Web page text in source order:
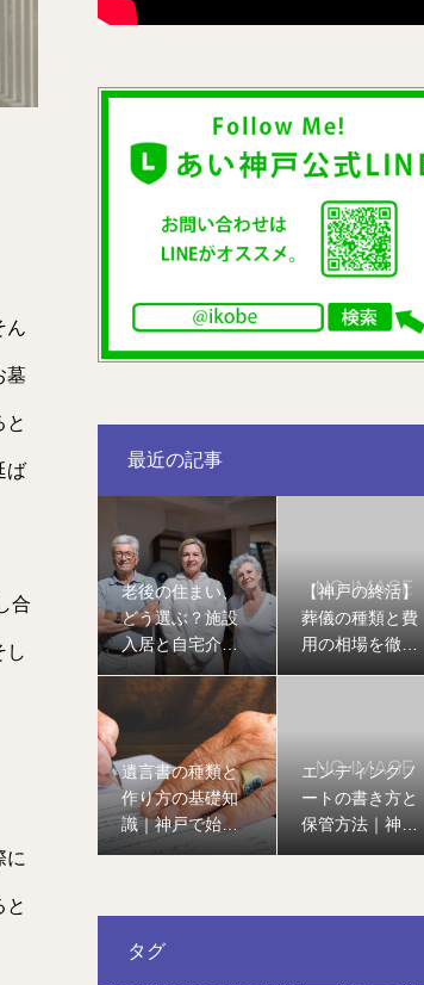
ん
墓
と
ば
合
し
に
と
最近の記事
老後の住まい、
どう選ぶ？施設
入居と自宅介護
のメリット・デ
メリットを徹底
【神戸の終活】
葬儀の種類と費
用の相場を徹底
遺言書の種類と
作り方の基礎知
識｜神戸で始め
る終活の第一歩
エンディングノ
ートの書き方と
保管方法｜神戸
タグ